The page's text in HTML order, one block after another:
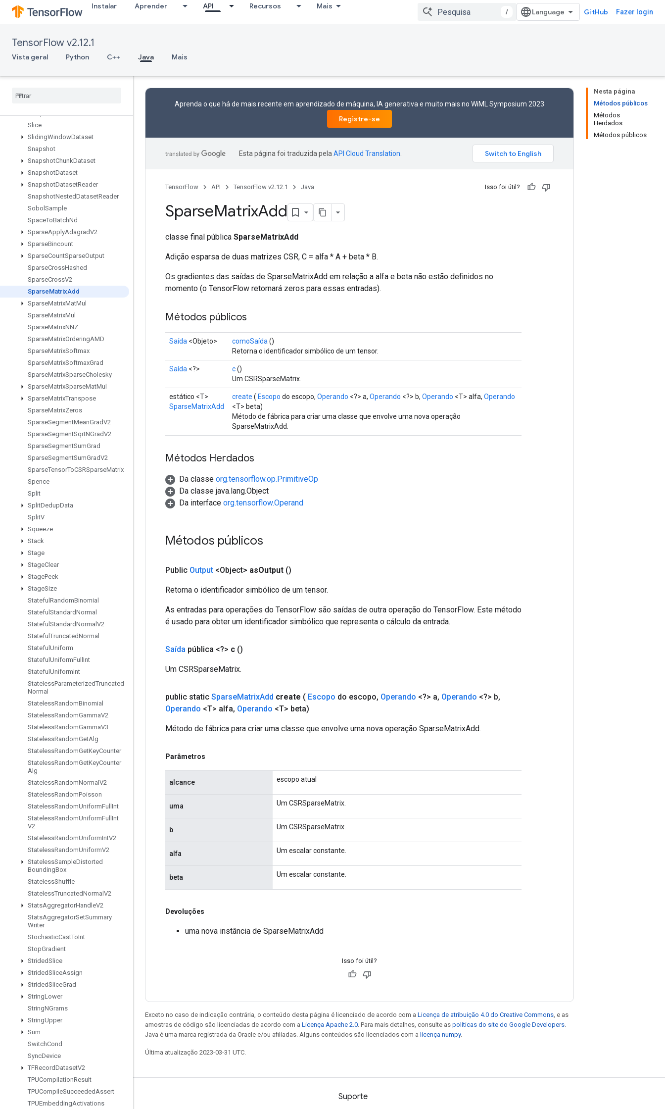
Instalar Aprender API Recursos Mais
/ GitHub Fazer login
TensorFlow v2.12.1
Vista geral Python C++ Java Mais
ShapeN
ShardDataset
ShuffleDatasetV2
ShuffleDatasetV3
ShutdownTPUSystem
Slice
SlidingWindowDataset
Snapshot
SnapshotChunkDataset
SnapshotDataset
SnapshotDatasetReader
SnapshotNestedDatasetReader
Sobol Sample
SpaceToBatchNd
SparseApplyAdagradV2
SparseBincount
SparseCountSparseOutput
SparseCrossHashed
SparseCrossV2
SparseMatrixAdd
SparseMatrixMatMul
SparseMatrixMul
SparseMatrixNNZ
SparseMatrixOrderingAMD
SparseMatrixSoftmax
SparseMatrixSoftmaxGrad
SparseMatrixSparseCholesky
SparseMatrixSparseMatMul
SparseMatrixTranspose
SparseMatrixZeros
SparseSegmentMeanGradV2
SparseSegmentSqrtNGradV2
SparseSegmentSumGrad
SparseSegmentSumGradV2
SparseTensorToCSRSparseMatrix
Spence
Split
SplitDedupData
SplitV
Squeeze
Stack
Stage
StageClear
StagePeek
StageSize
Stateful RandomBinomial
Stateful StandardNormal
Stateful StandardNormal V2
Stateful TruncatedNormal
Stateful Uniform
Stateful UniformFull Int
Stateful UniformInt
StatelessParameterizedTruncated
Normal
StatelessRandomBinomial
StatelessRandomGammaV2
StatelessRandomGammaV3
StatelessRandomGetAlg
StatelessRandomGetKeyCounter
StatelessRandomGetKeyCounter
Alg
StatelessRandomNormal V2
StatelessRandomPoisson
StatelessRandomUniformFull Int
StatelessRandomUniformFull Int
V2
StatelessRandomUniformIntV2
StatelessRandomUniformV2
StatelessSampleDistorted
BoundingBox
StatelessShuffle
StatelessTruncatedNormal V2
StatsAggregatorHandleV2
StatsAggregatorSetSummary
Writer
StochasticCastToInt
StopGradient
StridedSlice
StridedSliceAssign
StridedSliceGrad
StringLower
StringNGrams
StringUpper
Sum
SwitchCond
SyncDevice
TFRecordDatasetV2
TPUCompilationResult
TPUCompileSucceededAssert
TPUEmbeddingActivations
Nesta página
Métodos públicos
Métodos
Herdados
Métodos públicos
Aprenda o que há de mais recente em aprendizado de máquina, IA generativa e muito mais no WiML Symposium 2023
Registre-se
Esta página foi traduzida pela API Cloud Translation
TensorFlow API TensorFlow v2.12.1 Java Isso foi útil?
SparseMatrixAdd
classe final pública SparseMatrixAdd
Adição esparsa de duas matrizes CSR, C = alfa * A + beta * B.
Os gradientes das saídas de SparseMatrixAdd em relação a alfa e beta não estão definidos no
momento (o TensorFlow retornará zeros para essas entradas).
Métodos públicos
Saída <Objeto> comoSaída ()
Retorna o identificador simbólico de um tensor.
Saída <?> c()
Um CSRSparseMatrix.
estático <T>
SparseMatrixAdd
create ( Escopo do escopo, Operando <?> a, Operando <?> b, Operando <T> alfa, Operando
<T> beta)
Método de fábrica para criar uma classe que envolve uma nova operação
SparseMatrixAdd.
Métodos Herdados
Da classe org.tensorflow.op.PrimitiveOp
Da classe java.lang.Object
Da interface org.tensorflow.Operand
Métodos públicos
Public Output <Object> asOutput ()
Retorna o identificador simbólico de um tensor.
As entradas para operações do TensorFlow são saídas de outra operação do TensorFlow. Este método
é usado para obter um identificador simbólico que representa o cálculo da entrada.
Saída pública <?> c ()
Um CSRSparseMatrix.
public static SparseMatrixAdd create ( Escopo do escopo, Operando <?> a, Operando <?> b,
Operando <T> alfa, Operando <T> beta)
Método de fábrica para criar uma classe que envolve uma nova operação SparseMatrixAdd.
Parâmetros
alcance escopo atual
uma Um CSRSparseMatrix.
b Um CSRSparseMatrix.
alfa Um escalar constante.
beta Um escalar constante.
Devoluções
uma nova instância de SparseMatrixAdd
Isso foi útil?
Exceto no caso de indicação contrária, o conteúdo desta página é licenciado de acordo com a Licença de atribuição 4.0 do Creative Commons , e as
amostras de código são licenciadas de acordo com a Licença Apache 2.0 . Para mais detalhes, consulte as políticas do site do Google Developers
Java é uma marca registrada da Oracle e/ou afiliadas. Alguns conteúdos são licenciados com a licença numpy.
Última atualização 2023-03-31 UTC.
Permanecer conectado Suporte